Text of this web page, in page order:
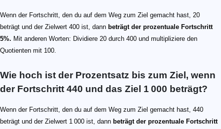
Wenn der Fortschritt, den du auf dem Weg zum Ziel gemacht hast, 20
beträgt und der Zielwert 400 ist, dann beträgt der prozentuale Fortschritt
5%. Mit anderen Worten: Dividiere 20 durch 400 und multipliziere den
Quotienten mit 100.
Wie hoch ist der Prozentsatz bis zum Ziel, wenn
der Fortschritt 440 und das Ziel 1 000 beträgt?
Wenn der Fortschritt, den du auf dem Weg zum Ziel gemacht hast, 440
beträgt und der Zielwert 1 000 ist, dann beträgt der prozentuale Fortschritt